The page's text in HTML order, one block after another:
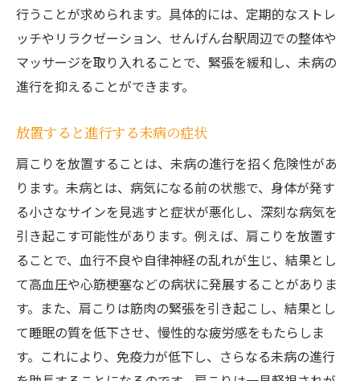
セルフケアで肩こりを予防
肩こりの専門家が教える重要ポイント
肩こり改善に役立つアイテム
効果的な肩こり改善法を見つけよう
肩こりを防ぐためのせんげん台駅の新たな取り
地域での健康増進活動の紹介
最新の肩こり解消法を提供
せんげん台駅での健康イベント情報
地域住民が参加できるクラスや講座
肩こり改善に役立つ地元のリソース
駅周辺での肩こり予防支援の詳細
行うことが求められます。具体的には、定期的なストレ
ッチやリラクゼーション、せんげん台駅周辺での整体や
マッサージを取り入れることで、緊張を緩和し、未病の
進行を抑えることができます。
放置すると進行する未病の症状
肩こりを放置することは、未病の進行を招く危険性があ
ります。未病とは、病気になる前の状態で、身体が発す
る小さなサインを見逃すと症状が悪化し、深刻な病気を
引き起こす可能性があります。例えば、肩こりを放置す
ることで、血行不良や自律神経の乱れが生じ、結果とし
て高血圧や心筋梗塞などの病状に発展することがありま
す。また、肩こりは筋肉の緊張を引き起こし、結果とし
て睡眠の質を低下させ、慢性的な疲労感をもたらしま
す。これにより、免疫力が低下し、さらなる未病の進行